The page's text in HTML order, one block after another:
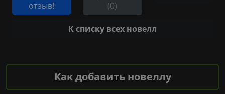
отзыв!
(0)
К списку всех новелл
Как добавить новеллу